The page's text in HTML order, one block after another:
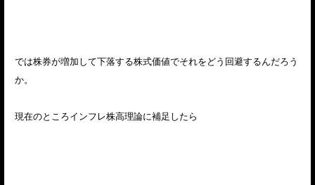
では株券が増加して下落する株式価値でそれをどう回避するんだろう
か。
現在のところインフレ株高理論に補足したら